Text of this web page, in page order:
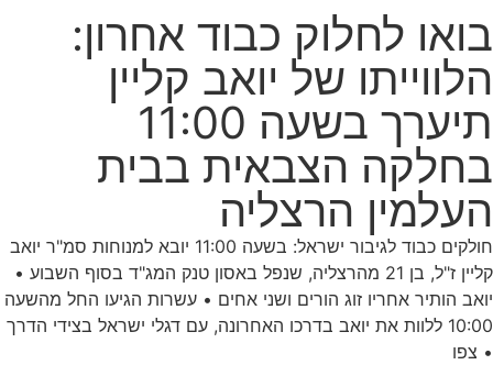
בואו לחלוק כבוד אחרון:
הלווייתו של יואב קליין
תיערך בשעה 11:00
בחלקה הצבאית בבית
העלמין הרצליה
חולקים כבוד לגיבור ישראל: בשעה 11:00 יובא למנוחות סמ"ר יואב
קליין ז"ל, בן 21 מהרצליה, שנפל באסון טנק המג"ד בסוף השבוע •
יואב הותיר אחריו זוג הורים ושני אחים • עשרות הגיעו החל מהשעה
10:00 ללוות את יואב בדרכו האחרונה, עם דגלי ישראל בצידי הדרך
• צפו